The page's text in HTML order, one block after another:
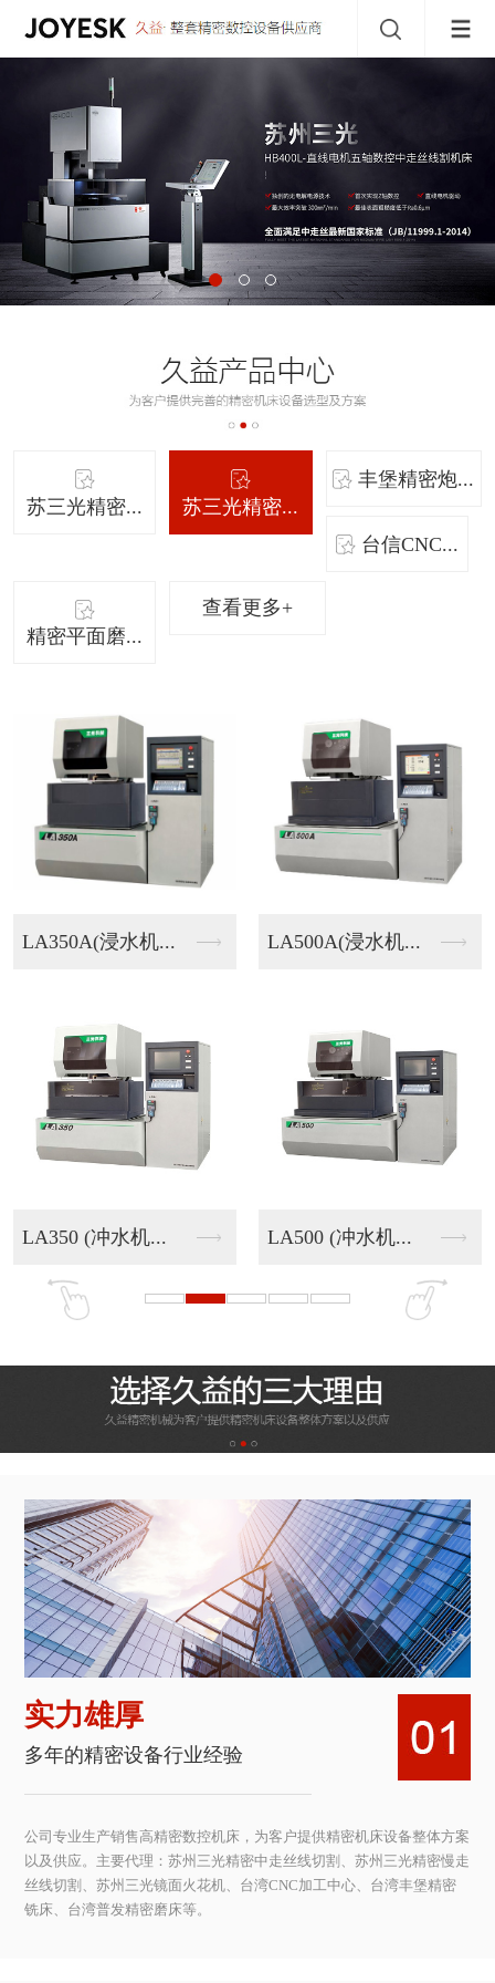
苏三光精密... 苏三光精密...
丰堡精密炮...
台信CNC...
精密平面磨...
查看更多+
LA350A(浸水机... LA500A(浸水机...
LA350 (冲水机... LA500 (冲水机...
实力雄厚
多年的精密设备行业经验
公司专业生产销售高精密数控机床，为客户提供精密机床设备整体方案
以及供应。主要代理：苏州三光精密中走丝线切割、苏州三光精密慢走
丝线切割、苏州三光镜面火花机、台湾CNC加工中心、台湾丰堡精密
铣床、台湾普发精密磨床等。